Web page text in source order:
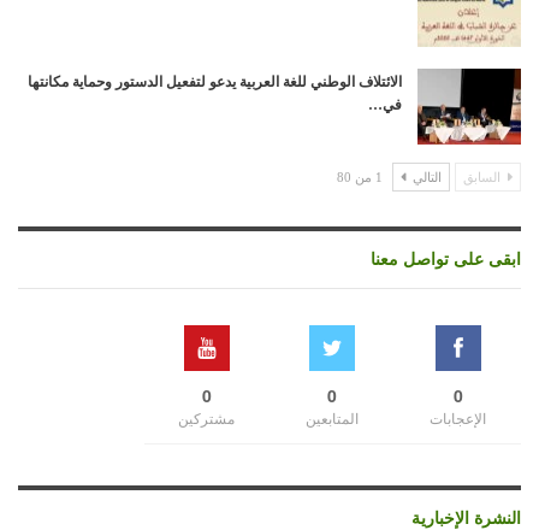
الائتلاف الوطني للغة العربية يدعو لتفعيل الدستور وحماية مكانتها
في…
السابق التالي 1 من 80
ابقى على تواصل معنا
0
الإعجابات
0
المتابعين
0
مشتركين
النشرة الإخبارية